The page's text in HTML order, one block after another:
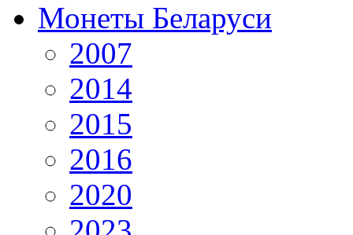
Монеты Беларуси
2007
2014
2015
2016
2020